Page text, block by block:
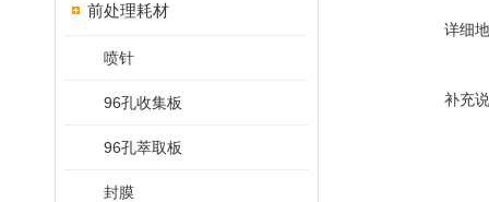
前处理耗材
喷针
96孔收集板
96孔萃取板
封膜
详细
补充